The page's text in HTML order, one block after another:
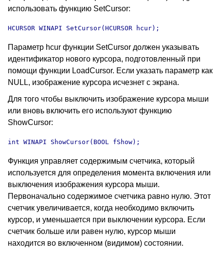
использовать функцию SetCursor:
HCURSOR WINAPI SetCursor(HCURSOR hcur);
Параметр hcur функции SetCursor должен указывать
идентификатор нового курсора, подготовленный при
помощи функции LoadCursor. Если указать параметр как
NULL, изображение курсора исчезнет с экрана.
Для того чтобы выключить изображение курсора мыши
или вновь включить его используют функцию
ShowCursor:
int WINAPI ShowCursor(BOOL fShow);
Функция управляет содержимым счетчика, который
используется для определения момента включения или
выключения изображения курсора мыши.
Первоначально содержимое счетчика равно нулю. Этот
счетчик увеличивается, когда необходимо включить
курсор, и уменьшается при выключении курсора. Если
счетчик больше или равен нулю, курсор мыши
находится во включенном (видимом) состоянии.